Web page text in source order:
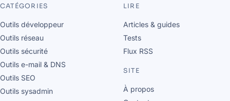
CATÉGORIES
Outils développeur
Outils réseau
Outils sécurité
Outils e-mail & DNS
Outils SEO
Outils sysadmin
LIRE
Articles & guides
Tests
Flux RSS
SITE
À propos